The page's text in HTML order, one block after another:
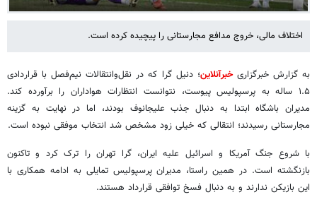
اختلاف مالی، خروج مدافع مجارستانی را پیچیده کرده است.
به گزارش خبرگزاریخبرآنلاین؛ دنیل گرا که در نقل‌وانتقالات نیم‌فصل با قراردادی
۱.۵ ساله به پرسپولیس پیوست، نتوانست انتظارات هواداران را برآورده کند.
مدیران باشگاه ابتدا به دنبال جذب علیجانوف بودند، اما در نهایت به گزینه
مجارستانی رسیدند؛ انتقالی که خیلی زود مشخص شد انتخاب موفقی نبوده است.
با شروع جنگ آمریکا و اسرائیل علیه ایران، گرا تهران را ترک کرد و تاکنون
بازنگشته است. در همین راستا، مدیران پرسپولیس تمایلی به ادامه همکاری با
این بازیکن ندارند و به دنبال فسخ توافقی قرارداد هستند.